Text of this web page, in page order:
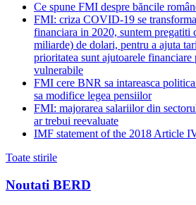
Ce spune FMI despre băncile
FMI: criza COVID-19 se
financiara in 2020, suntem pregatiti
miliarde) de dolari, pentru a ajuta
prioritatea sunt ajutoarele
vulnerabile
FMI cere BNR sa intareasca
sa modifice legea pensiilor
FMI: majorarea salariilor din
ar trebui reevaluate
IMF statement of the 2018 Article
Toate stirile
Noutati BERD